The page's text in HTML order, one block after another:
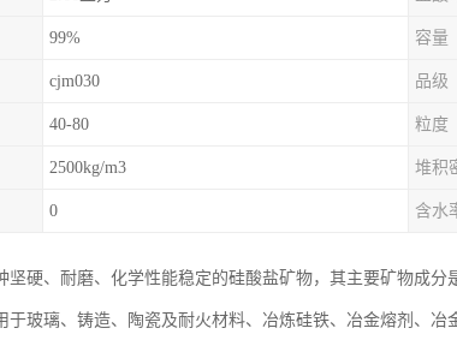
99% 容量
cjm030 品级
40-80 粒度
2500kg/m3 堆积
0 含水
坚硬、耐磨、化学性能稳定的硅酸盐矿物，其主要矿物成分
于玻璃、铸造、陶瓷及耐火材料、冶炼硅铁、冶金熔剂、